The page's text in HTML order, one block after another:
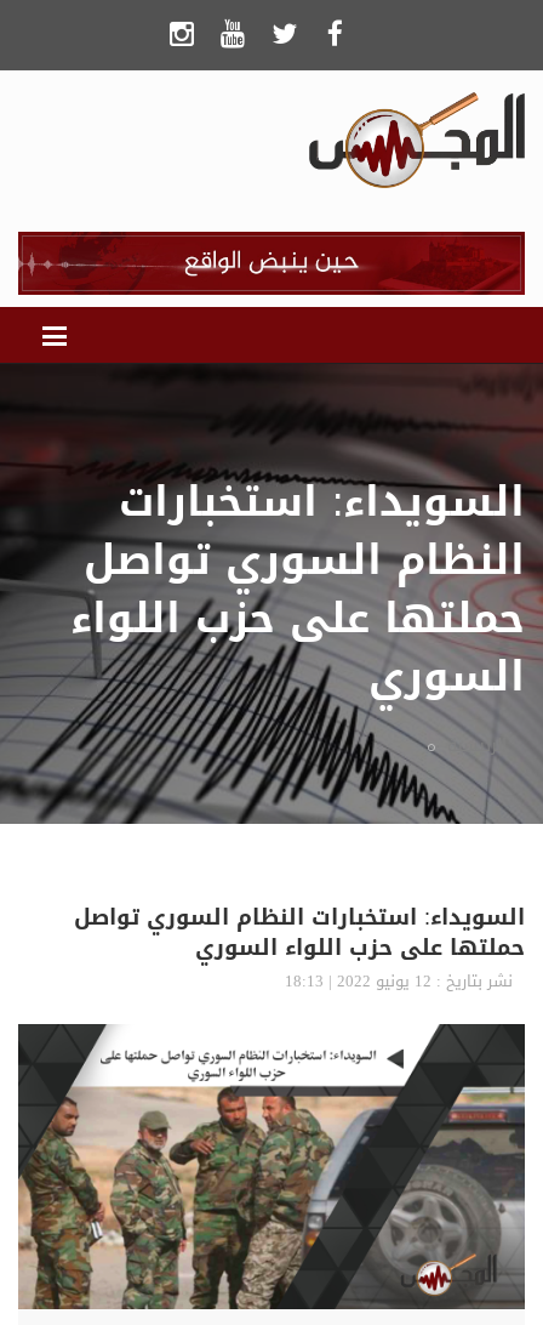
السويداء: استخبارات
النظام السوري تواصل
حملتها على حزب اللواء
السوري
الرئيسية
السويداء: استخبارات النظام السوري تواصل
حملتها على حزب اللواء السوري
نشر بتاريخ : 12 يونيو 2022 | 18:13